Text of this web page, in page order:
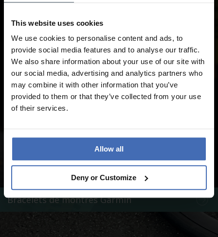
This website uses cookies
We use cookies to personalise content and ads, to
provide social media features and to analyse our traffic.
We also share information about your use of our site with
our social media, advertising and analytics partners who
may combine it with other information that you’ve
provided to them or that they’ve collected from your use
of their services.
Allow all
Deny or Customize
Bracelets de montres Garmin